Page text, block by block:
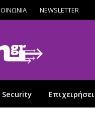
NEWSLETTER
Security